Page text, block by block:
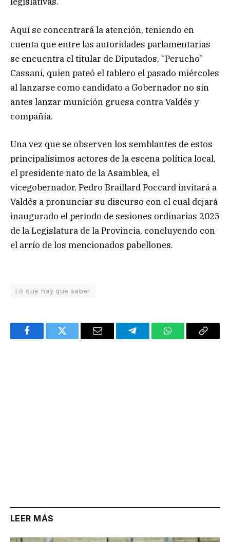
Aquí se concentrará la atención, teniendo en
cuenta que entre las autoridades parlamentarias
se encuentra el titular de Diputados, “Perucho”
Cassani, quien pateó el tablero el pasado miércoles
al lanzarse como candidato a Gobernador no sin
antes lanzar munición gruesa contra Valdés y
compañía.
Una vez que se observen los semblantes de estos
principalísimos actores de la escena política local,
el presidente nato de la Asamblea, el
vicegobernador, Pedro Braillard Poccard invitará a
Valdés a pronunciar su discurso con el cual dejará
inaugurado el periodo de sesiones ordinarias 2025
de la Legislatura de la Provincia, concluyendo con
el arrío de los mencionados pabellones.
Lo que hay que saber
FacebookTwitter Email TelegramWhatsAppCopy
LEER MÁS